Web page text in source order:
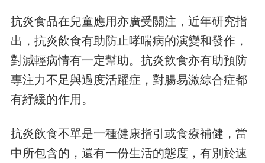
抗炎食品在兒童應用亦廣受關注，近年研究指
出，抗炎飲食有助防止哮喘病的演變和發作，
對減輕病情有一定幫助。抗炎飲食亦有助預防
專注力不足與過度活躍症，對腸易激綜合症都
有紓緩的作用。
抗炎飲食不單是一種健康指引或食療補健，當
中所包含的，還有一份生活的態度，有別於速